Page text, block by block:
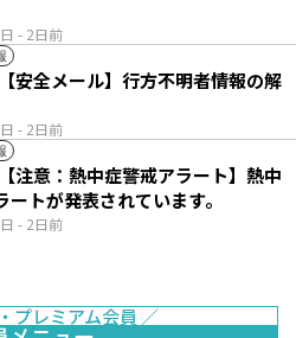
- 2日前
- 2日前
安全メール】行方不明者情報の解
- 2日前
注意：熱中症警戒アラート】熱中
ートが発表されています。